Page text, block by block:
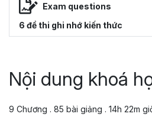
Exam questions
6 đề thi ghi nhớ kiến thức
Nội dung khoá
9 Chương . 85 bài giảng . 14h 22m